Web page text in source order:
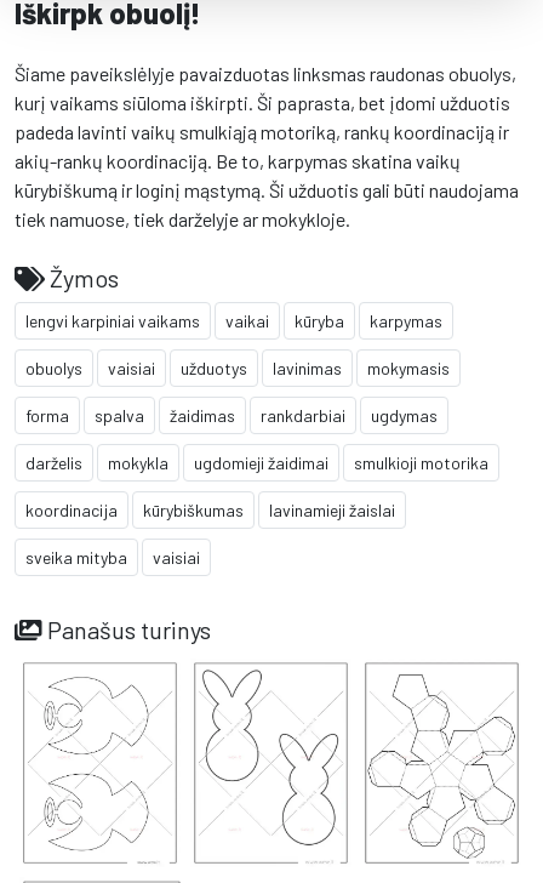
Iškirpk obuolį!
Šiame paveikslėlyje pavaizduotas linksmas raudonas obuolys,
kurį vaikams siūloma iškirpti. Ši paprasta, bet įdomi užduotis
padeda lavinti vaikų smulkiąją motoriką, rankų koordinaciją ir
akių-rankų koordinaciją. Be to, karpymas skatina vaikų
kūrybiškumą ir loginį mąstymą. Ši užduotis gali būti naudojama
tiek namuose, tiek darželyje ar mokykloje.
Žymos
lengvi karpiniai vaikams vaikai kūryba karpymas
obuolys vaisiai užduotys lavinimas mokymasis
forma spalva žaidimas rankdarbiai ugdymas
darželis mokykla ugdomieji žaidimai smulkioji motorika
koordinacija kūrybiškumas lavinamieji žaislai
sveika mityba vaisiai
Panašus turinys